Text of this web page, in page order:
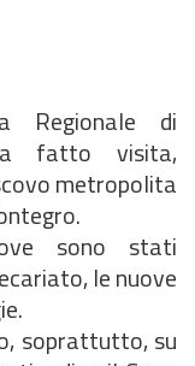
Regionale di
fatto visita,
metropolita
sono stati
le nuove
soprattutto, su